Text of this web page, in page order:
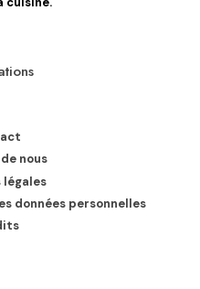
nous
légales
données personnelles